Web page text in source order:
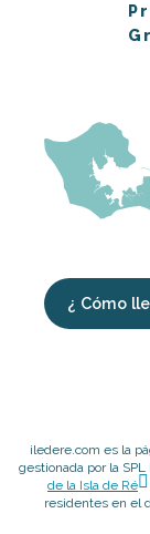
¿ Cómo
iledere.com es la
gestionada por la
de la Isla de Ré
residentes en el